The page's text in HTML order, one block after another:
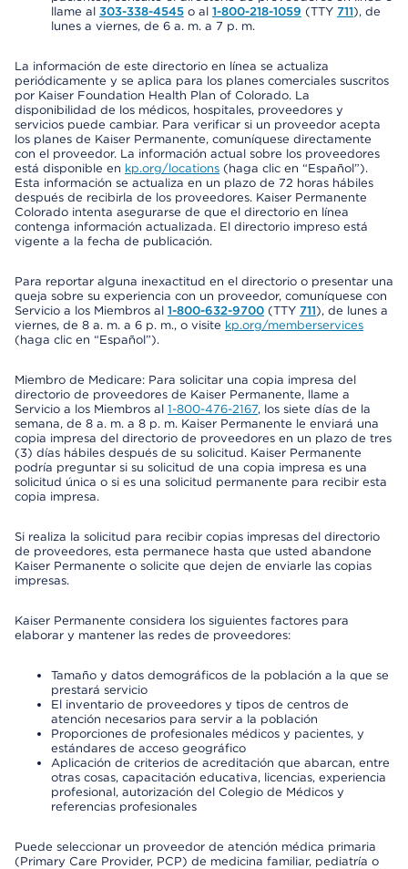
llame al 303-338-4545 o al 1-800-218-1059 (TTY 711), de
lunes a viernes, de 6 a. m. a 7 p. m.
La información de este directorio en línea se actualiza
periódicamente y se aplica para los planes comerciales suscritos
por Kaiser Foundation Health Plan of Colorado. La
disponibilidad de los médicos, hospitales, proveedores y
servicios puede cambiar. Para verificar si un proveedor acepta
los planes de Kaiser Permanente, comuníquese directamente
con el proveedor. La información actual sobre los proveedores
está disponible en kp.org/locations (haga clic en “Español”).
Esta información se actualiza en un plazo de 72 horas hábiles
después de recibirla de los proveedores. Kaiser Permanente
Colorado intenta asegurarse de que el directorio en línea
contenga información actualizada. El directorio impreso está
vigente a la fecha de publicación.
Para reportar alguna inexactitud en el directorio o presentar una
queja sobre su experiencia con un proveedor, comuníquese con
Servicio a los Miembros al 1-800-632-9700 (TTY 711), de lunes a
viernes, de 8 a. m. a 6 p. m., o visite kp.org/memberservices
(haga clic en “Español”).
Miembro de Medicare: Para solicitar una copia impresa del
directorio de proveedores de Kaiser Permanente, llame a
Servicio a los Miembros al 1-800-476-2167, los siete días de la
semana, de 8 a. m. a 8 p. m. Kaiser Permanente le enviará una
copia impresa del directorio de proveedores en un plazo de tres
(3) días hábiles después de su solicitud. Kaiser Permanente
podría preguntar si su solicitud de una copia impresa es una
solicitud única o si es una solicitud permanente para recibir esta
copia impresa.
Si realiza la solicitud para recibir copias impresas del directorio
de proveedores, esta permanece hasta que usted abandone
Kaiser Permanente o solicite que dejen de enviarle las copias
impresas.
Kaiser Permanente considera los siguientes factores para
elaborar y mantener las redes de proveedores:
Tamaño y datos demográficos de la población a la que se
prestará servicio
El inventario de proveedores y tipos de centros de
atención necesarios para servir a la población
Proporciones de profesionales médicos y pacientes, y
estándares de acceso geográfico
Aplicación de criterios de acreditación que abarcan, entre
otras cosas, capacitación educativa, licencias, experiencia
profesional, autorización del Colegio de Médicos y
referencias profesionales
Puede seleccionar un proveedor de atención médica primaria
(Primary Care Provider, PCP) de medicina familiar, pediatría o